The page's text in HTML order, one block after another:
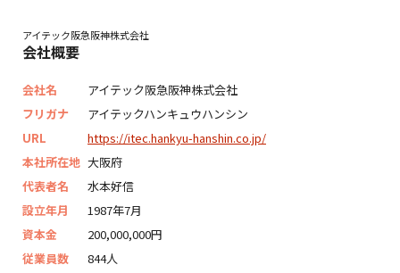
アイテック阪急阪神株式会社
会社概要
会社名
アイテック阪急阪神株式会社
フリガナ
アイテックハンキュウハンシン
URL
https://itec.hankyu-hanshin.co.jp/
本社所在地 大阪府
代表者名
水本好信
設立年月
1987年7月
資本金
200,000,000円
従業員数
844人